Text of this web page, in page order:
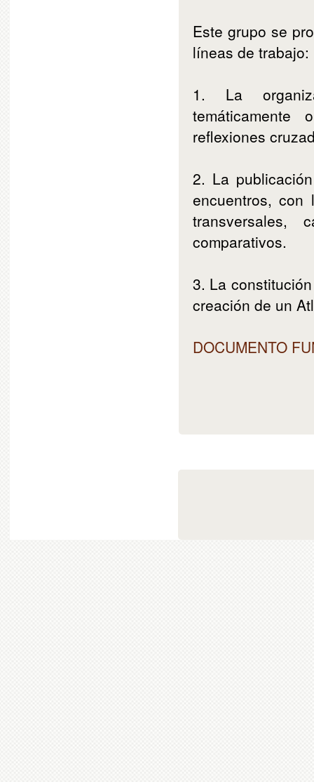
Este grupo se
líneas de trabajo:
1. La
temáticamente
reflexiones
2. La
encuentros,
transversales,
comparativos.
3. La
creación de un
DOCUMENTO